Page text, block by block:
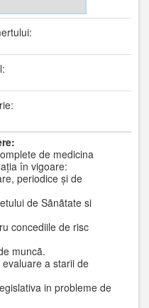
de medicina
în vigoare:
periodice și de
de Sãnãtate si
concediile de risc
muncã.
a starii de
in probleme de